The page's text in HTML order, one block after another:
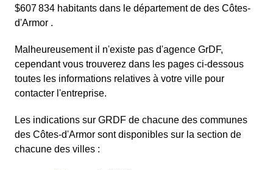
$607 834 habitants dans le département de des Côtes-
d'Armor .
Malheureusement il n'existe pas d'agence GrDF,
cependant vous trouverez dans les pages ci-dessous
toutes les informations relatives à votre ville pour
contacter l'entreprise.
Les indications sur GRDF de chacune des communes
des Côtes-d'Armor sont disponibles sur la section de
chacune des villes :